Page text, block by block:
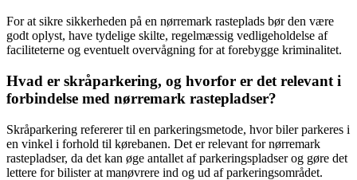
For at sikre sikkerheden på en nørremark rasteplads bør den være
godt oplyst, have tydelige skilte, regelmæssig vedligeholdelse af
faciliteterne og eventuelt overvågning for at forebygge kriminalitet.
Hvad er skråparkering, og hvorfor er det relevant i
forbindelse med nørremark rastepladser?
Skråparkering refererer til en parkeringsmetode, hvor biler parkeres i
en vinkel i forhold til kørebanen. Det er relevant for nørremark
rastepladser, da det kan øge antallet af parkeringspladser og gøre det
lettere for bilister at manøvrere ind og ud af parkeringsområdet.